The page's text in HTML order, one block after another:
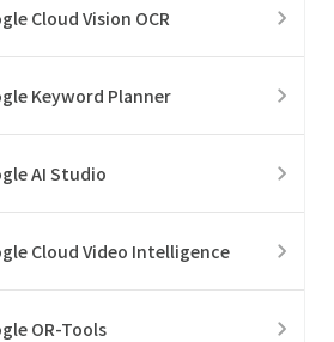
Cloud Vision OCR
Keyword Planner
AI Studio
Cloud Video Intelligence
OR-Tools